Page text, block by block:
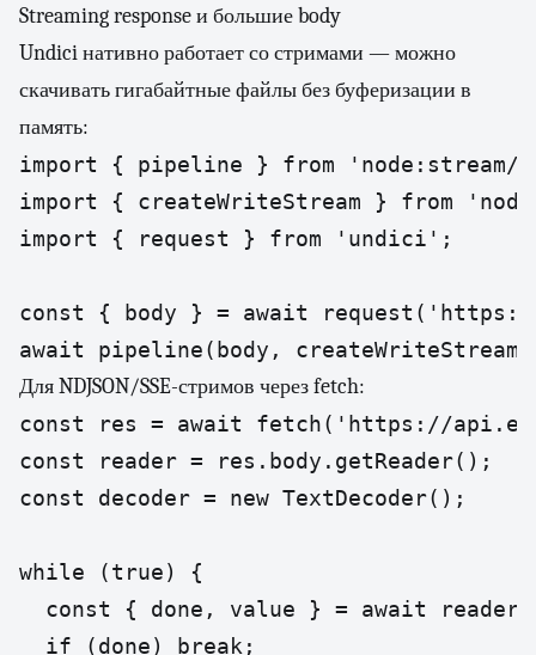
Streaming response и большие body
Undici нативно работает со стримами — можно
скачивать гигабайтные файлы без буферизации в
память:
import { pipeline } from 'node:stream/
import { createWriteStream } from
import { request } from 'undici';
const { body } = await
await pipeline(body,
Для NDJSON/SSE-стримов через fetch:
const res = await fetch('https://
const reader = res.body.getReader();
const decoder = new TextDecoder();
while (true) {
const { done, value } = await
  if (done) break;